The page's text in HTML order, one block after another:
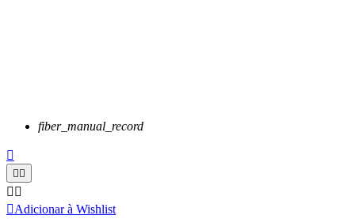
fiber_manual_record

 
 
Adicionar à Wishlist